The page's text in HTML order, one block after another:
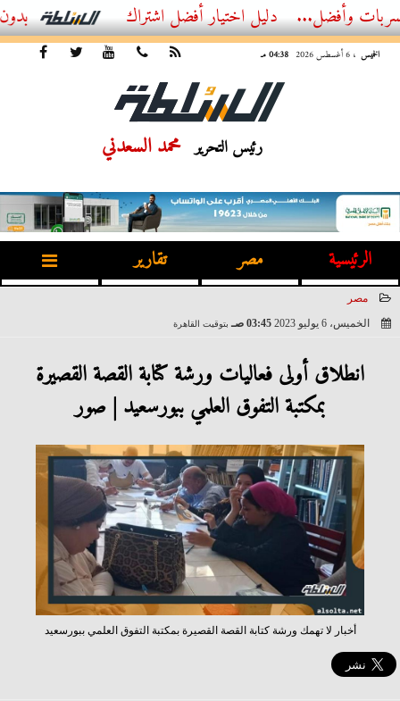
أفضل اشتراك IPTV بدون تقطيع 2026 – دليل المشاهد العصري
الخميس ، 6 أغسطس 2026 04:38 مـ
رئيس التحرير محمد السعدني
الرئيسية مصر تقارير
مصر
الخميس، 6 يوليو 2023
03:45 صـ بتوقيت القاهرة
انطلاق أولى فعاليات ورشة كتابة القصة القصيرة
بمكتبة التفوق العلمي ببورسعيد | صور
أخبار لا تهمك ورشة كتابة القصة القصيرة بمكتبة التفوق العلمي ببورسعيد